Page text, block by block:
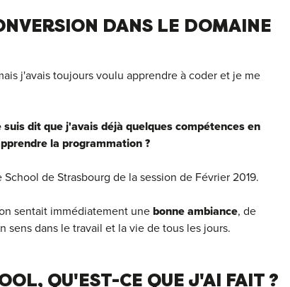
DANS LE DOMAINE
j'avais toujours voulu apprendre à coder et je me
dit que j'avais déjà quelques compétences en
la programmation ?
de Strasbourg de la session de Février 2019.
sentait immédiatement une bonne ambiance, de
sens dans le travail et la vie de tous les jours.
QU'EST-CE QUE J'AI FAIT ?